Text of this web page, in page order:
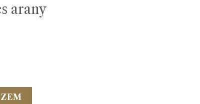
arany
mennyiség